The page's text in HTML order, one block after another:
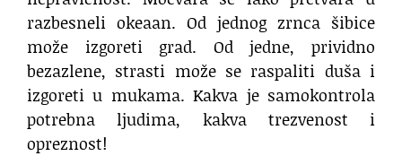
razbesneli okeaan. Od jednog zrnca šibice
može izgoreti grad. Od jedne, prividno
bezazlene, strasti može se raspaliti duša i
izgoreti u mukama. Kakva je samokontrola
potrebna ljudima, kakva trezvenost i
opreznost!